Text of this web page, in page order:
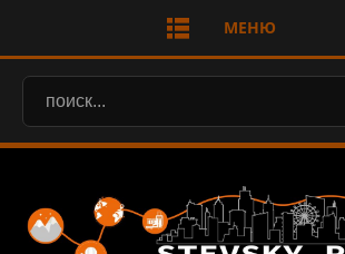
МЕНЮ